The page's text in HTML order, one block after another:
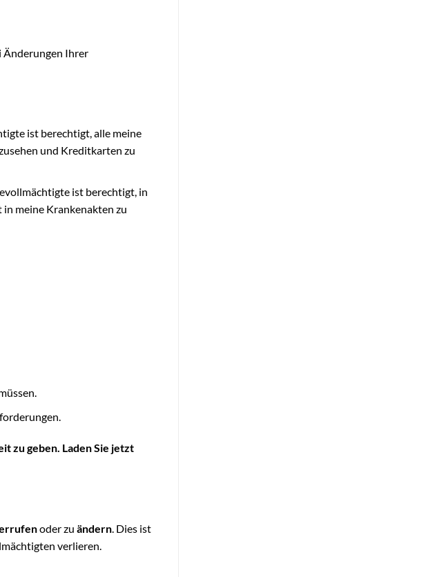
Änderungen Ihrer
ist berechtigt, alle meine
und Kreditkarten zu
ist berechtigt, in
meine Krankenakten zu
zu geben. Laden Sie jetzt
oder zu ändern. Dies ist
verlieren.